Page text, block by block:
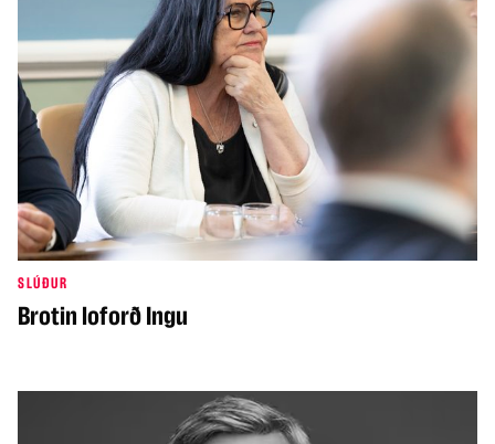
SLÚÐUR
Brotin loforð Ingu